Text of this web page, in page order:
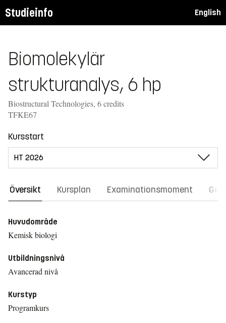
Studieinfo English
Biomolekylär
strukturanalys, 6 hp
Biostructural Technologies, 6 credits
TFKE67
Kursstart
Översikt Kursplan Examinationsmoment
Huvudområde
Kemisk biologi
Utbildningsnivå
Avancerad nivå
Kurstyp
Programkurs